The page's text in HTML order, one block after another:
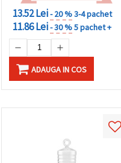
13.52 Lei- 20 %3-4 pachet
11.86 Lei- 30 %5 pachet +
ADAUGA IN COS